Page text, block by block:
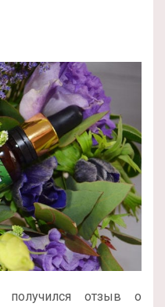
получился отзыв о